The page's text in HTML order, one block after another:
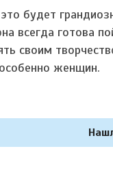
это будет
всегда готова
своим
женщин.